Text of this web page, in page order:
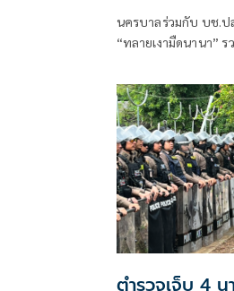
นครบาลร่วมกับ บช.
“ทลายเงามืดนานา”
ตำรวจเจ็บ 4